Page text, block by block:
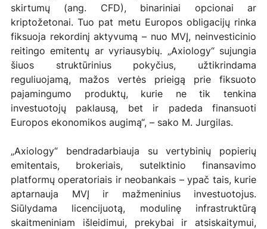
skirtumų (ang. CFD), binariniai opcionai ar
kriptožetonai. Tuo pat metu Europos obligacijų rinka
fiksuoja rekordinį aktyvumą – nuo MVĮ, neinvesticinio
reitingo emitentų ar vyriausybių. „Axiology“ sujungia
šiuos struktūrinius pokyčius, užtikrindama
reguliuojamą, mažos vertės prieigą prie fiksuoto
pajamingumo produktų, kurie ne tik tenkina
investuotojų paklausą, bet ir padeda finansuoti
Europos ekonomikos augimą“, – sako M. Jurgilas.
„Axiology“ bendradarbiauja su vertybinių popierių
emitentais, brokeriais, sutelktinio finansavimo
platformų operatoriais ir neobankais – ypač tais, kurie
aptarnauja MVĮ ir mažmeninius investuotojus.
Siūlydama licencijuotą, modulinę infrastruktūrą
skaitmeniniam išleidimui, prekybai ir atsiskaitymui,